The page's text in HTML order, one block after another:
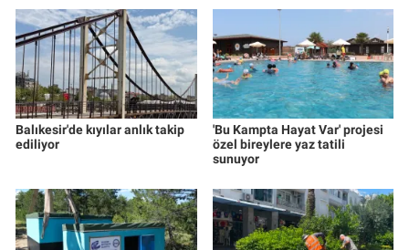
Balıkesir'de kıyılar anlık takip
ediliyor
'Bu Kampta Hayat Var' projesi
özel bireylere yaz tatili
sunuyor